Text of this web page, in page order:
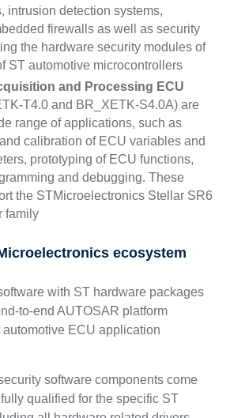
intrusion detection systems,
firewalls as well as security
the hardware security modules of
ST automotive microcontrollers
and Processing ECU
T4.0 and BR_XETK-S4.0A) are
range of applications, such as
calibration of ECU variables and
prototyping of ECU functions,
and debugging. These
the STMicroelectronics Stellar SR6
family
ecosystem
with ST hardware packages
to-end AUTOSAR platform
ECU application
software components come
qualified for the specific ST